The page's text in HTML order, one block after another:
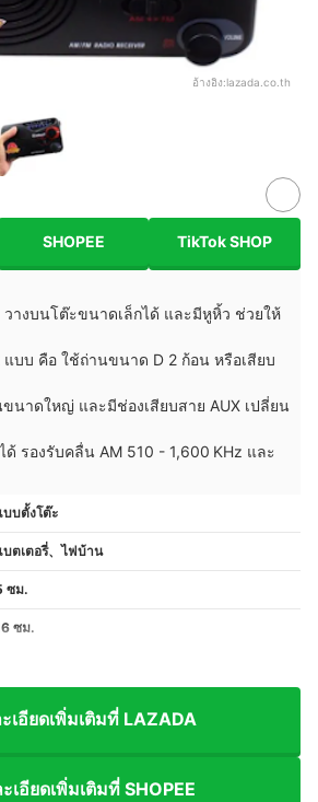
อ้างอิง:lazada.co.th
SHOPEE TikTok SHOP
างบนโต๊ะขนาดเล็กได้ และมีหูหิ้ว ช่วยให้
บบ คือ ใช้ถ่านขนาด D 2 ก้อน หรือเสียบ
นาดใหญ่ และมีช่องเสียบสาย AUX เปลี่ยน
ด้ รองรับคลื่น AM 510 - 1,600 KHz และ
บบตั้งโต๊ะ
บตเตอรี่、ไฟบ้าน
ซม.
ซม.
เอียดเพิ่มเติมที่ LAZADA
เอียดเพิ่มเติมที่ SHOPEE